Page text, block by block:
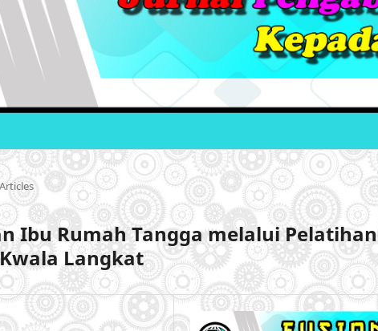
Articles
Ibu Rumah Tangga melalui Pelatihan
Langkat